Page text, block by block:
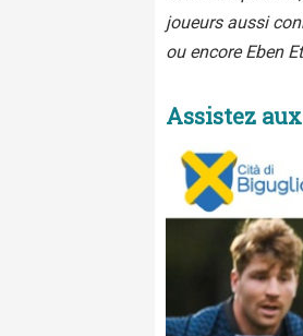
joueurs aussi
ou encore Eben
Assistez